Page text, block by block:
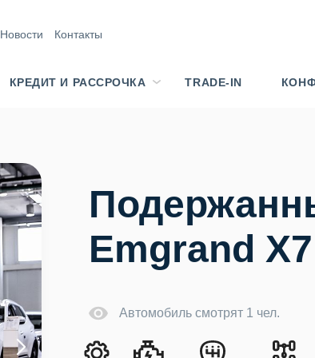
Новости Контакты
КРЕДИТ И РАССРОЧКА TRADE-IN
Emgrand
Автомобиль смотрят 1 чел.